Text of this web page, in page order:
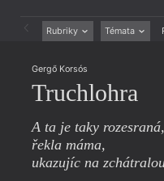
Rubriky Témata
Drobná publicistika
Esejistika
Reportáže
Rozhovory
Právě vychází
Mauzoleum
Historie kolonialismu
Dokument
Výroční ceny
Gergő Korsós
Truchlohra
A ta je taky rozesraná,
řekla máma,
ukazujíc na